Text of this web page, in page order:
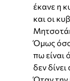
έκανε η
και οι
Όμως
πω είναι
δεν